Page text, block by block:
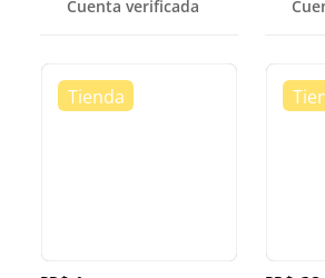
COLORES,ECOTANK
Cuenta verificada